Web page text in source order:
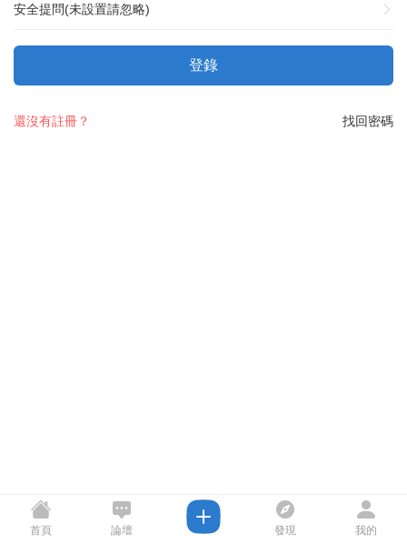
安全提問(未設置請忽略)
登錄
找回密碼
還沒有註冊？
首頁 論壇 發現 我的